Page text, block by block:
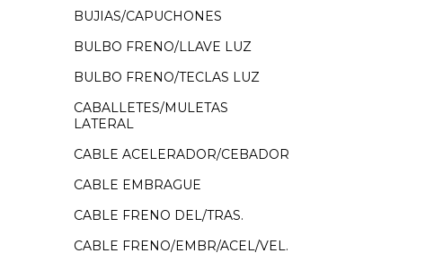
BUJIAS/CAPUCHONES
BULBO FRENO/LLAVE LUZ
BULBO FRENO/TECLAS LUZ
CABALLETES/MULETAS
LATERAL
CABLE ACELERADOR/CEBADOR
CABLE EMBRAGUE
CABLE FRENO DEL/TRAS.
CABLE FRENO/EMBR/ACEL/VEL.